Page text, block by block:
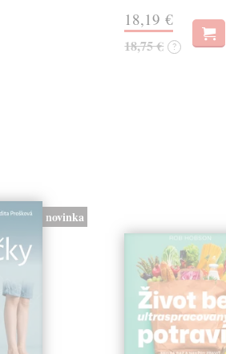
18,19 €
18,75 € ?
novinka